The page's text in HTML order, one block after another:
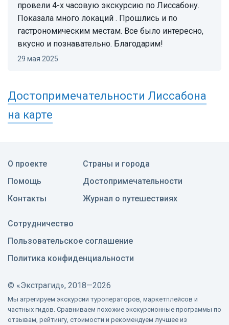
провели 4-х часовую экскурсию по Лиссабону.
Показала много локаций . Прошлись и по
гастрономическим местам. Все было интересно,
вкусно и познавательно. Благодарим!
29 мая 2025
Достопримечательности Лиссабона
на карте
О проекте
Помощь
Контакты
Страны и города
Достопримечательности
Журнал о путешествиях
Сотрудничество
Пользовательское соглашение
Политика конфиденциальности
© «Экстрагид», 2018—2026
Мы агрегируем экскурсии туроператоров, маркетплейсов и
частных гидов. Сравниваем похожие экскурсионные программы по
отзывам, рейтингу, стоимости и рекомендуем лучшее из